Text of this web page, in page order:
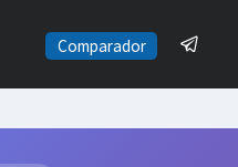
Comparador